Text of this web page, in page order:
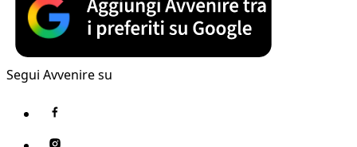
Segui Avvenire su